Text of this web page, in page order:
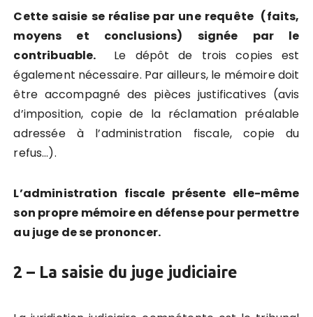
Cette saisie se réalise par une requête (faits,
moyens et conclusions) signée par le
contribuable. Le dépôt de trois copies est
également nécessaire. Par ailleurs, le mémoire doit
être accompagné des pièces justificatives (avis
d’imposition, copie de la réclamation préalable
adressée à l’administration fiscale, copie du
refus…).
L’administration fiscale présente elle-même
son propre mémoire en défense pour permettre
au juge de se prononcer.
2 – La saisie du juge judiciaire